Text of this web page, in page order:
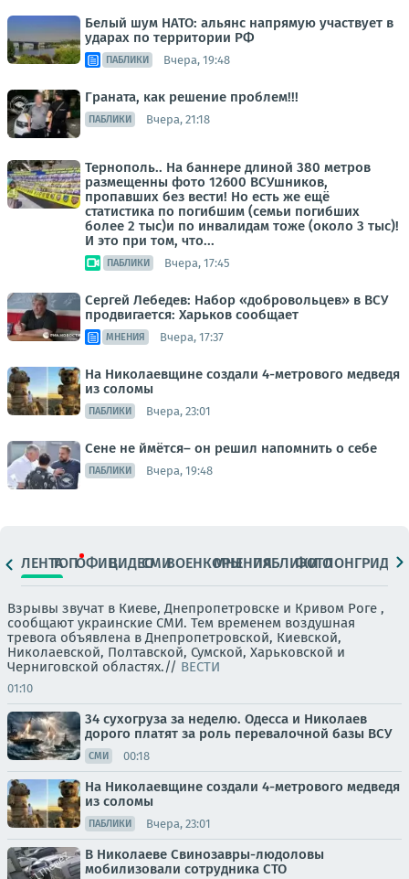
Белый шум НАТО: альянс напрямую участвует в
ударах по территории РФ
ПАБЛИКИ Вчера, 19:48
Граната, как решение проблем!!!
ПАБЛИКИ Вчера, 21:18
Тернополь.. На баннере длиной 380 метров
размещенны фото 12600 ВСУшников,
пропавших без вести! Но есть же ещё
статистика по погибшим (семьи погибших
более 2 тыс)и по инвалидам тоже (около 3 тыс)!
И это при том, что...
ПАБЛИКИ Вчера, 17:45
Сергей Лебедев: Набор «добровольцев» в ВСУ
продвигается: Харьков сообщает
МНЕНИЯ Вчера, 17:37
На Николаевщине создали 4-метрового медведя
из соломы
ПАБЛИКИ Вчера, 23:01
Сене не ймётся– он решил напомнить о себе
ПАБЛИКИ Вчера, 19:48
ЛЕНТАТОПОФИЦ.ВИДЕОСМИВОЕНКОРЫМНЕНИЯПАБЛИКИ
ФОТОЛОНГРИДЫ
Взрывы звучат в Киеве, Днепропетровске и Кривом Роге ,
сообщают украинские СМИ. Тем временем воздушная
тревога объявлена в Днепропетровской, Киевской,
Николаевской, Полтавской, Сумской, Харьковской и
Черниговской областях.// ВЕСТИ
01:10
34 сухогруза за неделю. Одесса и Николаев
дорого платят за роль перевалочной базы ВСУ
СМИ 00:18
На Николаевщине создали 4-метрового медведя
из соломы
ПАБЛИКИ Вчера, 23:01
В Николаеве Свинозавры-людоловы
мобилизовали сотрудника СТО